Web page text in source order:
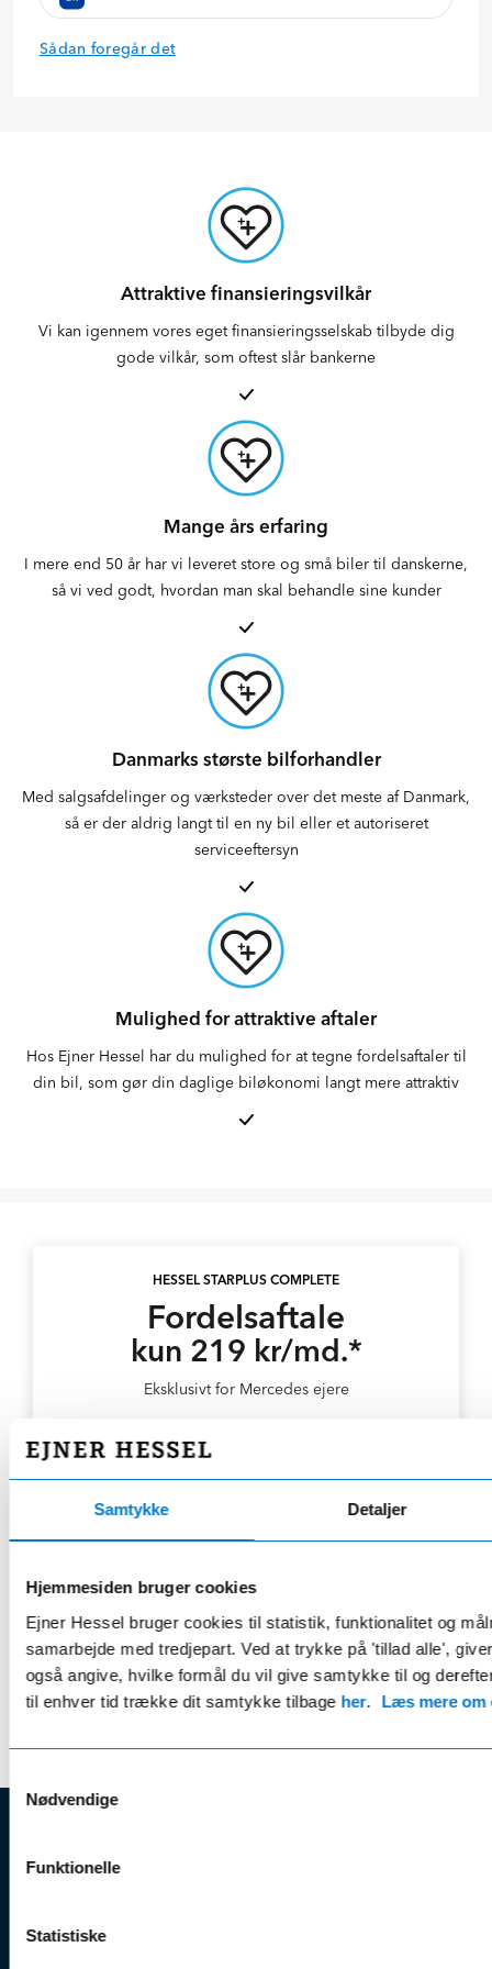
Samtykke Detaljer
Hjemmesiden bruger cookies
Ejner Hessel bruger cookies til statistik, funktionalitet og
samarbejde med tredjepart. Ved at trykke på 'tillad alle',
også angive, hvilke formål du vil give samtykke til og
til enhver tid trække dit samtykke tilbage her. Læs mere om
Nødvendige
Funktionelle
Statistiske
Sådan foregår det
Attraktive finansieringsvilkår
Vi kan igennem vores eget finansieringsselskab tilbyde dig
gode vilkår, som oftest slår bankerne
Mange års erfaring
I mere end 50 år har vi leveret store og små biler til danskerne,
så vi ved godt, hvordan man skal behandle sine kunder
Danmarks største bilforhandler
Med salgsafdelinger og værksteder over det meste af Danmark,
så er der aldrig langt til en ny bil eller et autoriseret
serviceeftersyn
Mulighed for attraktive aftaler
Hos Ejner Hessel har du mulighed for at tegne fordelsaftaler til
din bil, som gør din daglige biløkonomi langt mere attraktiv
HESSEL STARPLUS COMPLETE
Fordelsaftale
kun 219 kr/md.*
Eksklusivt for Mercedes ejere
2 årlige hjulskift inkl. opbevaring
Gratis lånebil ifm. service
Læs mere her
* Rabat opnås v. årlig betaling
Jyllandsvej 4, 7330 Brande